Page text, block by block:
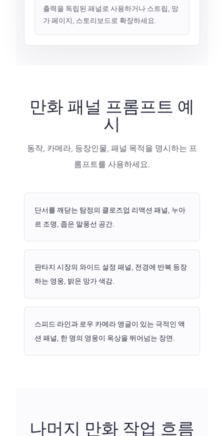
출력을 독립된 패널로 사용하거나 스트립, 망
가 페이지, 스토리보드로 확장하세요.
만화 패널 프롬프트 예
시
동작, 카메라, 등장인물, 패널 목적을 명시하는 프
롬프트를 사용하세요.
단서를 깨닫는 탐정의 클로즈업 리액션 패널, 누아
르 조명, 좁은 말풍선 공간.
판타지 시장의 와이드 설정 패널, 전경에 반복 등장
하는 영웅, 밝은 망가 색감.
스피드 라인과 로우 카메라 앵글이 있는 극적인 액
션 패널, 한 명의 영웅이 옥상을 뛰어넘는 장면.
나머지 만화 작업 흐름